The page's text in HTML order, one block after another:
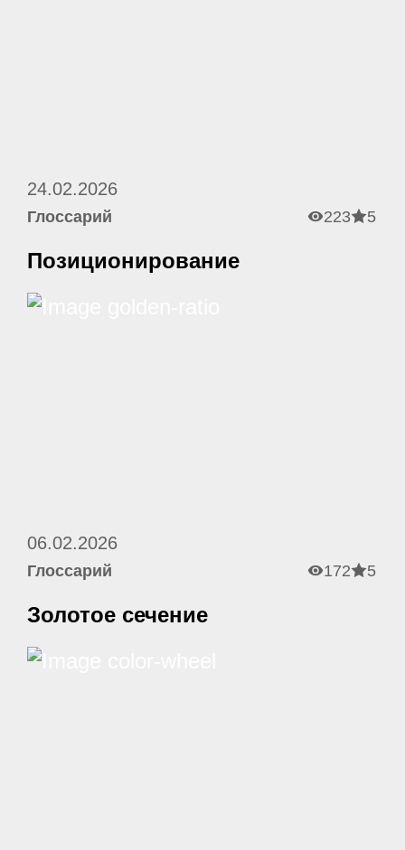
24.02.2026
Глоссарий 223 5
Позиционирование
06.02.2026
Глоссарий 172 5
Золотое сечение